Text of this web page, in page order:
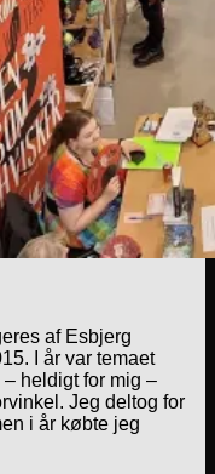
af Esbjerg
I år var temaet
heldigt for mig –
Jeg deltog for
i år købte jeg